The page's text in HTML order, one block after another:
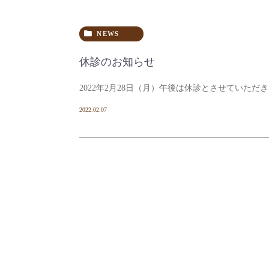
NEWS
休診のお知らせ
2022年2月28日（月）午後は休診とさせていただ
2022.02.07